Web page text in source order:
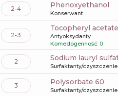
2-4 phenoxyethanol
Konserwant
2-3
tocopheryl acetate
Antyoksydanty
Komedogenność: 0
2 sodium lauryl
Surfaktanty/czyszczenie
3 polysorbate 60
Surfaktanty/czyszczenie